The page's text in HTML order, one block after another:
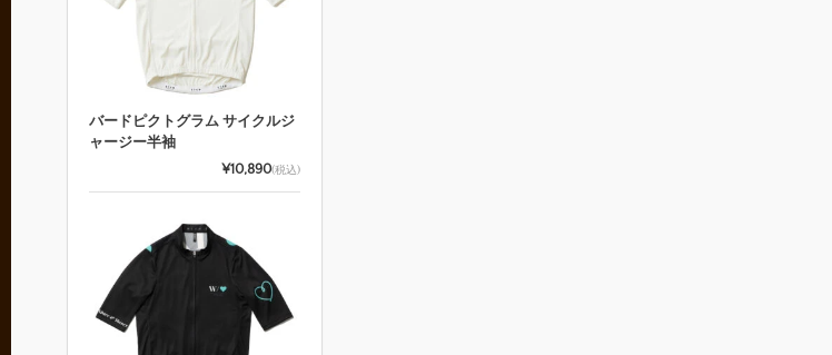
バードピクトグラム サイクルジ
ャージー半袖
¥10,890(税込)